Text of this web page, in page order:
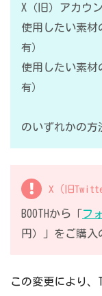
X（旧）アカウ
使用したい素材
有）
使用したい素材
有）
のいずれかの方
X（旧
BOOTHから「 フ
円）」をご購
この変更により